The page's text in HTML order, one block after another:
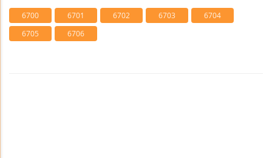
6700 6701 6702 6703
6704
6705
6706